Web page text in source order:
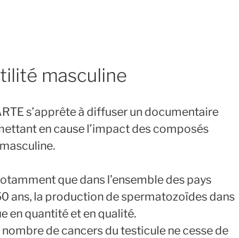
masculine
s’apprête à diffuser un documentaire
en cause l’impact des composés
que dans l’ensemble des pays
ans, la production de spermatozoïdes dans
en quantité et en qualité.
de cancers du testicule ne cesse de